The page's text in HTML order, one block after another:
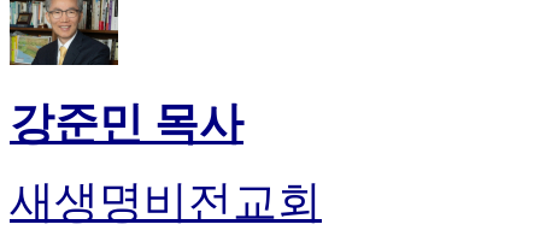
강준민 목사
새생명비전교회